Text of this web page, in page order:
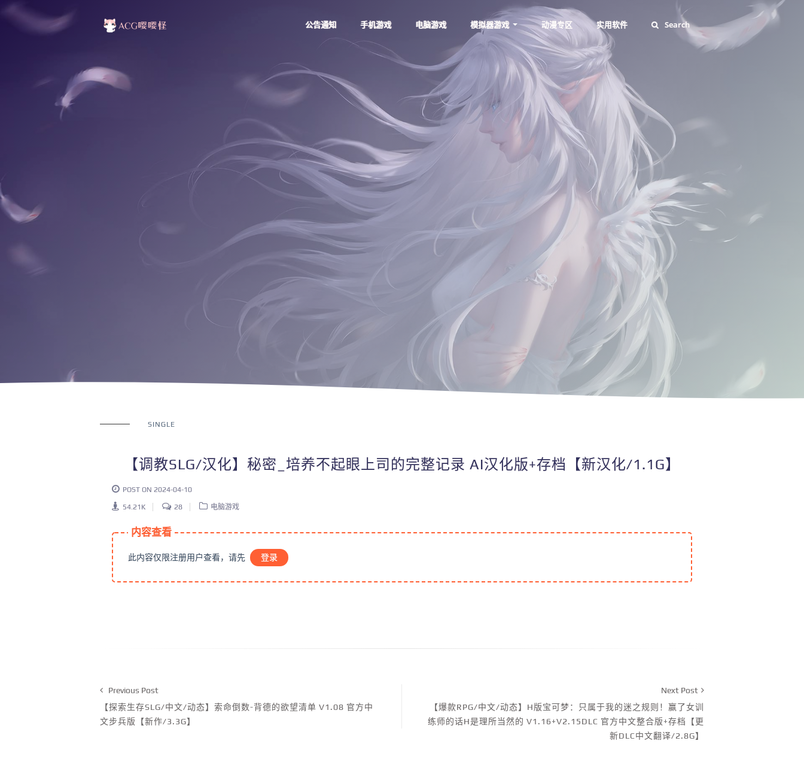
公告通知 手机游戏 电脑游戏 模拟器游戏 动漫专区 实用软件 Search
SINGLE
【调教SLG/汉化】秘密_培养不起眼上司的完整记录 AI汉化版+存档【新汉化/1.1G】
POST ON 2024-04-10
54.21K 28 电脑游戏
内容查看
此内容仅限注册用户查看，请先 登录
Previous Post
【探索生存SLG/中文/动态】索命倒数-背德的欲望清单 V1.08 官方中
文步兵版【新作/3.3G】
Next Post
【爆款RPG/中文/动态】H版宝可梦：只属于我的迷之规则！赢了女训
练师的话H是理所当然的 V1.16+V2.15DLC 官方中文整合版+存档【更
新DLC中文翻译/2.8G】